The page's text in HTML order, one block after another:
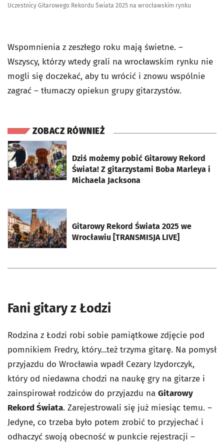
Uczestnicy Gitarowego Rekordu Świata 2025 na wrocławskim rynku
Wspomnienia z zeszłego roku mają świetne. –
Wszyscy, którzy wtedy grali na wrocławskim rynku nie
mogli się doczekać, aby tu wrócić i znowu wspólnie
zagrać – tłumaczy opiekun grupy gitarzystów.
ZOBACZ RÓWNIEŻ
Dziś możemy pobić Gitarowy Rekord
Świata! Z gitarzystami Boba Marleya i
Michaela Jacksona
otworzy się w nowej karcie
Gitarowy Rekord Świata 2025 we
Wrocławiu [TRANSMISJA LIVE]
otworzy się w nowej karcie
Fani gitary z Łodzi
Rodzina z Łodzi robi sobie pamiątkowe zdjęcie pod
pomnikiem Fredry, który...też trzyma gitarę. Na pomysł
przyjazdu do Wrocławia wpadł Cezary Izydorczyk,
który od niedawna chodzi na naukę gry na gitarze i
zainspirował rodziców do przyjazdu na Gitarowy
Rekord Świata. Zarejestrowali się już miesiąc temu. –
Jedyne, co trzeba było potem zrobić to przyjechać i
odhaczyć swoją obecność w punkcie rejestracji –